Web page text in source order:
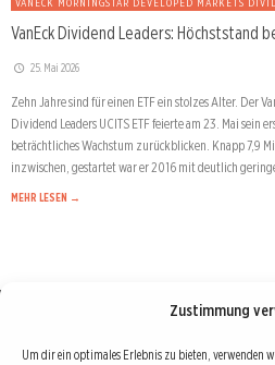
Zustimmung
Um dir ein optimales Erlebnis zu bieten, verwenden
VanEck Dividend Leaders: Höchststand
25. Mai 2026
Zehn Jahre sind für einen ETF ein stolzes Alter. Der
Dividend Leaders UCITS ETF feierte am 23. Mai sein
beträchtliches Wachstum zurückblicken. Knapp 7,9
inzwischen, gestartet war er 2016 mit deutlich
MEHR LESEN →
Börse : lokal, international, global